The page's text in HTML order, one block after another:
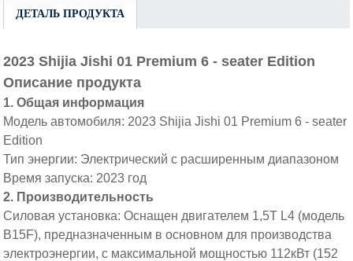
ДЕТАЛЬ ПРОДУКТА
2023 Shijia Jishi 01 Premium 6 - seater Edition
Описание продукта
1. Общая информация
Модель автомобиля: 2023 Shijia Jishi 01 Premium 6 - seater
Edition
Тип энергии: Электрический с расширенным диапазоном
Время запуска: 2023 год
2. Производительность
Силовая установка: Оснащен двигателем 1,5T L4 (модель
B15F), предназначенным в основном для производства
электроэнергии, с максимальной мощностью 112кВт (152